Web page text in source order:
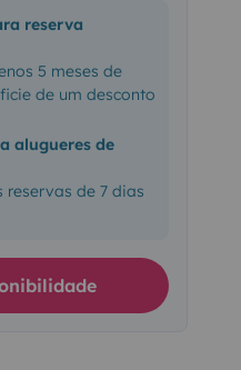
reserva
5 meses de
de um desconto
alugueres de
de 7 dias